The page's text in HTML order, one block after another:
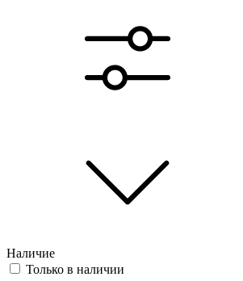
Наличие
Только в наличии